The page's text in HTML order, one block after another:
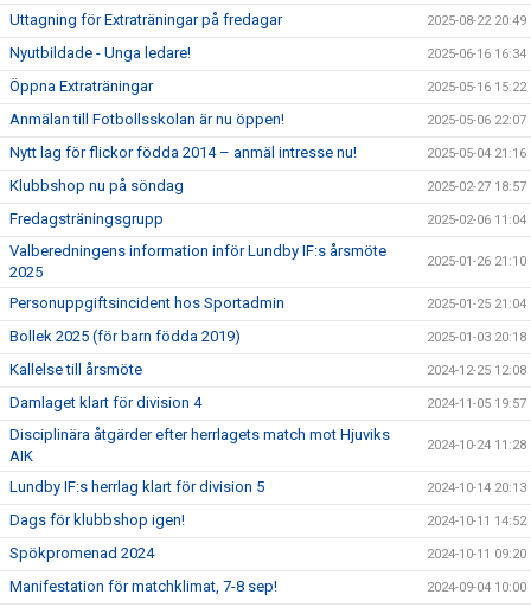
Uttagning för Extraträningar på fredagar 2025-08-22 20:49
Nyutbildade - Unga ledare! 2025-06-16 16:34
Öppna Extraträningar 2025-05-16 15:22
Anmälan till Fotbollsskolan är nu öppen! 2025-05-06 22:07
Nytt lag för flickor födda 2014 – anmäl intresse nu! 2025-05-04 21:16
Klubbshop nu på söndag 2025-02-27 18:57
Fredagsträningsgrupp 2025-02-06 11:04
Valberedningens information inför Lundby IF:s årsmöte
2025
2025-01-26 21:10
Personuppgiftsincident hos Sportadmin 2025-01-25 21:04
Bollek 2025 (för barn födda 2019) 2025-01-03 20:18
Kallelse till årsmöte 2024-12-25 12:08
Damlaget klart för division 4 2024-11-05 19:57
Disciplinära åtgärder efter herrlagets match mot Hjuviks
AIK
2024-10-24 11:28
Lundby IF:s herrlag klart för division 5 2024-10-14 20:13
Dags för klubbshop igen! 2024-10-11 14:52
Spökpromenad 2024 2024-10-11 09:20
Manifestation för matchklimat, 7-8 sep! 2024-09-04 10:00